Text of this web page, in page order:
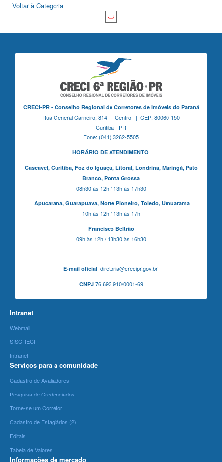
Voltar à Categoria
CRECI-PR - Conselho Regional de Corretores de Imóveis do Paraná
Rua General Carneiro, 814 - Centro | CEP: 80060-150
Curitiba - PR
Fone: (041) 3262-5505
HORÁRIO DE ATENDIMENTO
Cascavel, Curitiba,Foz do Iguaçu, Litoral, Londrina, Maringá, Pato
Branco, Ponta Grossa
08h30 às 12h / 13h às 17h30
Apucarana, Guarapuava, Norte Pioneiro, Toledo, Umuarama
10h às 12h / 13h às 17h
Francisco Beltrão
09h às 12h / 13h30 às 16h30
E-mail oficialdiretoria@crecipr.gov.br
CNPJ76.693.910/0001-69
Intranet
Webmail
SISCRECI
Intranet
Serviços para a comunidade
Cadastro de Avaliadores
Pesquisa de Credenciados
Torne-se um Corretor
Cadastro de Estagiários (2)
Editais
Tabela de Valores
Informações de mercado